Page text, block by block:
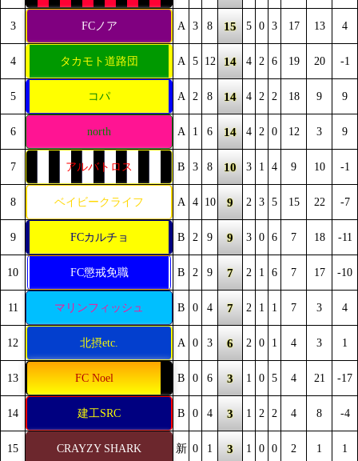
3 FCノア A 3 8 15 5 0 3 17 13 4
4 タカモト道路団 A 5 12 14 4 2 6 19 20 -1
5 コパ A 2 8 14 4 2 2 18 9 9
6 north A 1 6 14 4 2 0 12 3 9
7 アルバトロス B 3 8 10 3 1 4 9 10 -1
8 ベイビークライフ A 4 10 9 2 3 5 15 22 -7
9 FCカルチョ B 2 9 9 3 0 6 7 18 -11
10 FC懲戒免職 B 2 9 7 2 1 6 7 17 -10
11 マリンフィッシュ B 0 4 7 2 1 1 7 3 4
12 北摂etc. A 0 3 6 2 0 1 4 3 1
13 FC Noel B 0 6 3 1 0 5 4 21 -17
14 建工SRC B 0 4 3 1 2 2 4 8 -4
15 CRAYZY SHARK 新 0 1 3 1 0 0 2 1 1